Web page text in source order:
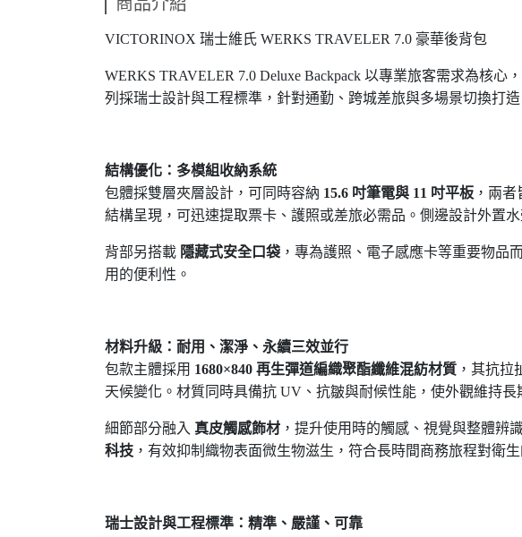
VICTORINOX 瑞士維氏 WERKS TRAVELER 7.0 豪華後背包
WERKS TRAVELER 7.0 Deluxe Backpack 以專業旅客需求為核心
列採瑞士設計與工程標準，針對通勤、跨城差旅與多場景切換打
結構優化：多模組收納系統
包體採雙層夾層設計，可同時容納 15.6 吋筆電與 11 吋平板 ，兩
結構呈現，可迅速提取票卡、護照或差旅必需品。側邊設計外置
背部另搭載 隱藏式安全口袋 ，專為護照、電子感應卡等重要物品
用的便利性。
材料升級：耐用、潔淨、永續三效並行
包款主體採用 1680×840 再生彈道編織聚酯纖維混紡材質 ，其抗拉
天候變化。材質同時具備抗 UV 、抗皺與耐候性能，使外觀維持長
細節部分融入 真皮觸感飾材 ，提升使用時的觸感、視覺與整體辨
科技 ，有效抑制織物表面微生物滋生，符合長時間商務旅程對衛生
瑞士設計與工程標準：精準、嚴謹、可靠